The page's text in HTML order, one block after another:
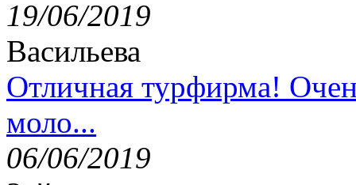
19/06/2019
Васильева
Отличная турфирма!
моло...
06/06/2019